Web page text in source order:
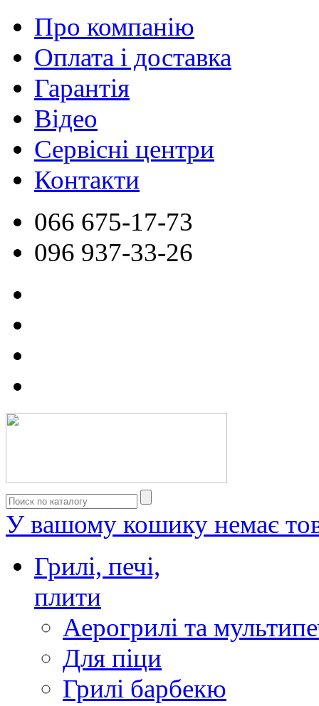
Про компанію
Оплата і доставка
Гарантія
Відео
Сервісні центри
Контакти
066 675-17-73
096 937-33-26
У вашому кошику немає
Грилі, печі,
плити
Аерогрилі та
Для піци
Грилі барбекю